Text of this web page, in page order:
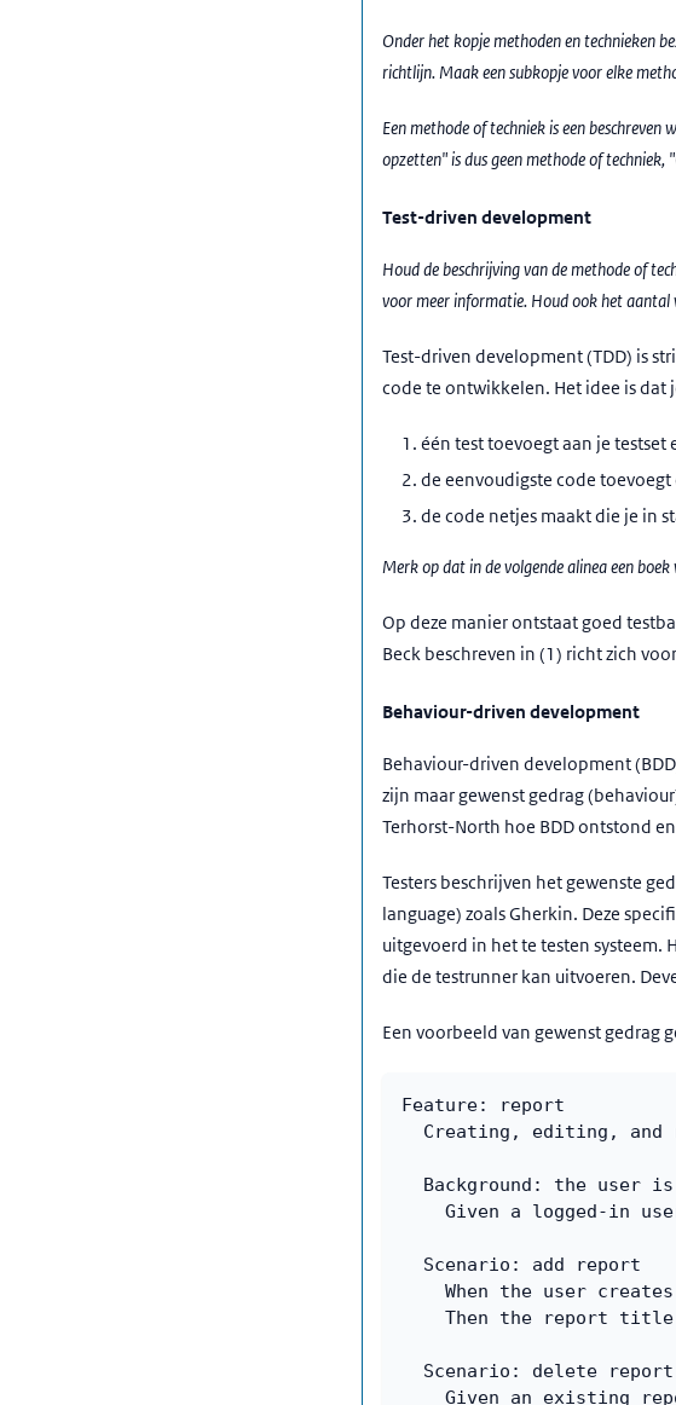
Onder het kopje methoden en technieken
richtlijn. Maak een subkopje voor elke
Een methode of techniek is een
opzetten" is dus geen methode of
Test-driven development
Houd de beschrijving van de methode of
voor meer informatie. Houd ook het aantal
Test-driven development (TDD) is
code te ontwikkelen. Het idee is dat
één test toevoegt aan je
de eenvoudigste code
de code netjes maakt die je in
Merk op dat in de volgende alinea een
Op deze manier ontstaat goed
Beck beschreven in (1) richt zich
Behaviour-driven development
Behaviour-driven development
zijn maar gewenst gedrag
Terhorst-North hoe BDD ontstond
Testers beschrijven het gewenste
language) zoals Gherkin. Deze
uitgevoerd in het te testen systeem.
die de testrunner kan uitvoeren.
Een voorbeeld van gewenst gedrag
Feature: report
Creating, editing, and
Background: the user
Given a logged-in
  Scenario: add report
When the user
Then the report
  Scenario: delete report
Given an existing